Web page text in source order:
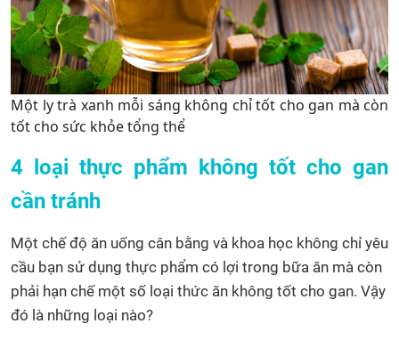
Một ly trà xanh mỗi sáng không chỉ tốt cho gan mà còn
tốt cho sức khỏe tổng thể
4 loại thực phẩm không tốt cho gan
cần tránh
Một chế độ ăn uống cân bằng và khoa học không chỉ yêu
cầu bạn sử dụng thực phẩm có lợi trong bữa ăn mà còn
phải hạn chế một số loại thức ăn không tốt cho gan. Vậy
đó là những loại nào?